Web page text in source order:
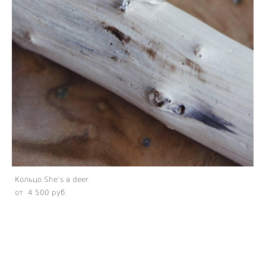
Кольцо She’s a deer
от 4 500 pуб.